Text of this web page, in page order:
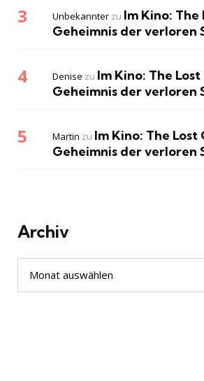
Unbekannter zu Im Kino: The
Geheimnis der verloren
Denise zu Im Kino: The
Geheimnis der verloren
Martin zu Im Kino: The Lost
Geheimnis der verloren
Archiv